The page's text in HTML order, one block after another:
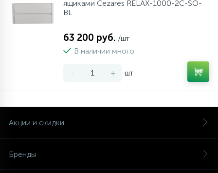
ящиками Cezares RELAX-1000-2C-SO-
BL
63 200 руб. /шт
В наличии много
- + шт
Акции и скидки
Бренды